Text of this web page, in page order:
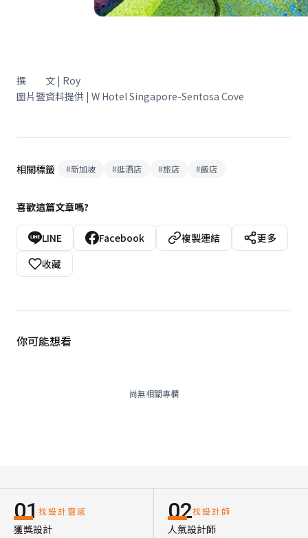
撰 文 | Roy
圖片暨資料提供 | W Hotel Singapore-Sentosa Cove
相關標籤 #新加坡 #逛酒店 #旅店 #飯店
喜歡這篇文章嗎?
LINE Facebook 複製連結
更多
收藏
你可能想看
尚無相關專欄
01 找設計靈感
獲獎設計
02找設計師
人氣設計師